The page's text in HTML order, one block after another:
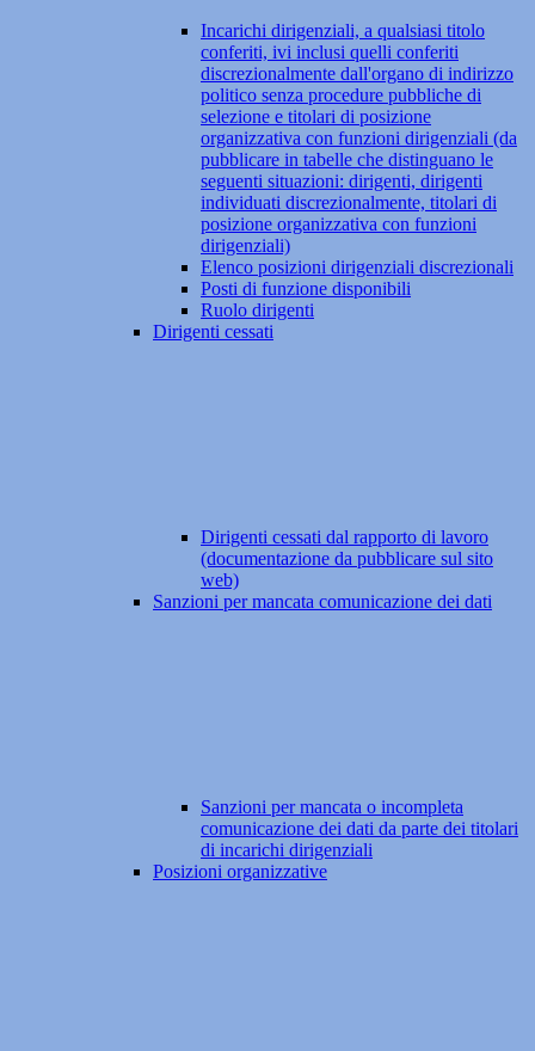
Incarichi dirigenziali, a qualsiasi titolo
conferiti, ivi inclusi quelli conferiti
discrezionalmente dall'organo di indirizzo
politico senza procedure pubbliche di
selezione e titolari di posizione
organizzativa con funzioni dirigenziali (da
pubblicare in tabelle che distinguano le
seguenti situazioni: dirigenti, dirigenti
individuati discrezionalmente, titolari di
posizione organizzativa con funzioni
dirigenziali)
Elenco posizioni dirigenziali discrezionali
Posti di funzione disponibili
Ruolo dirigenti
Dirigenti cessati
Dirigenti cessati dal rapporto di lavoro
(documentazione da pubblicare sul sito
web)
Sanzioni per mancata comunicazione dei dati
Sanzioni per mancata o incompleta
comunicazione dei dati da parte dei titolari
di incarichi dirigenziali
Posizioni organizzative